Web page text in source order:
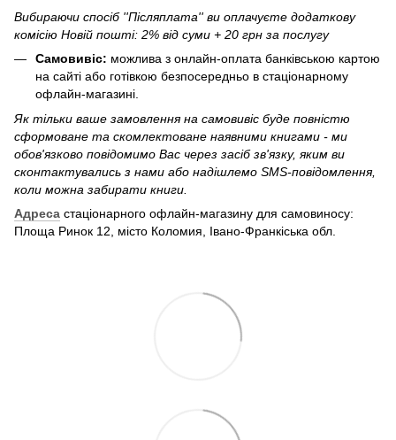
Вибираючи спосіб ''Післяплата'' ви оплачуєте додаткову
комісію Новій пошті: 2% від суми + 20 грн за послугу
Самовивіс: можлива з онлайн-оплата банківською картою
на сайті або готівкою безпосередньо в стаціонарному
офлайн-магазині.
Як тільки ваше замовлення на самовивіс буде повністю
сформоване та скомлектоване наявними книгами - ми
обов'язково повідомимо Вас через засіб зв'язку, яким ви
сконтактувались з нами або надішлемо SMS-повідомлення,
коли можна забирати книги.
Адреса стаціонарного офлайн-магазину для самовиносу:
Площа Ринок 12, місто Коломия, Івано-Франкіська обл.